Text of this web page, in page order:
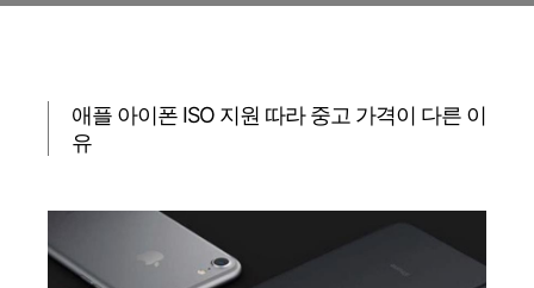
애플 아이폰 ISO 지원 따라 중고 가격이 다른 이
유